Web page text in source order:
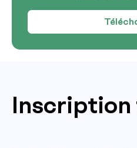
Inscription